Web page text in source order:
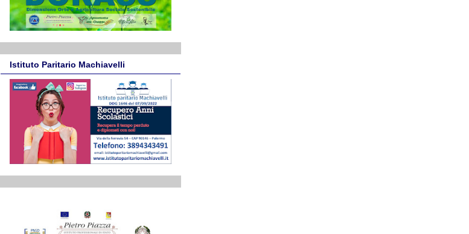
Istituto Paritario Machiavelli